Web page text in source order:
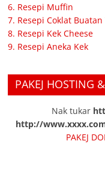
6. Resepi Muffin
7. Resepi Coklat Buatan
8. Resepi Kek Cheese
9. Resepi Aneka Kek
PAKEJ HOSTING
Nak tukar
http://
PAKEJ